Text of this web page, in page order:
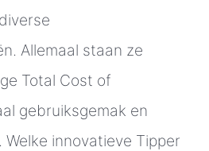
Allemaal staan ze
Total Cost of
gebruiksgemak en
innovatieve Tipper